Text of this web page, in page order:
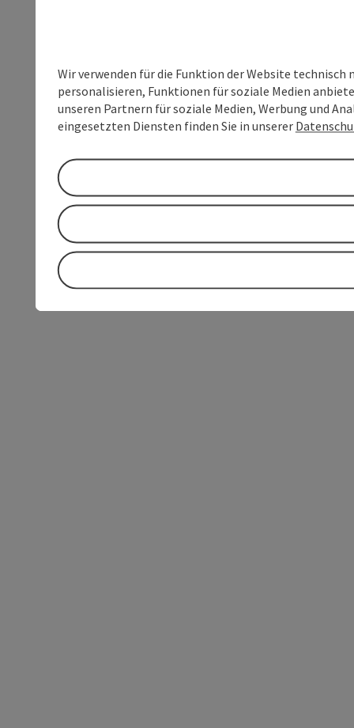
Wir verwenden für die Funktion der Website
personalisieren, Funktionen für soziale Medien
unseren Partnern für soziale Medien, Werbung und
eingesetzten Diensten finden Sie in unserer